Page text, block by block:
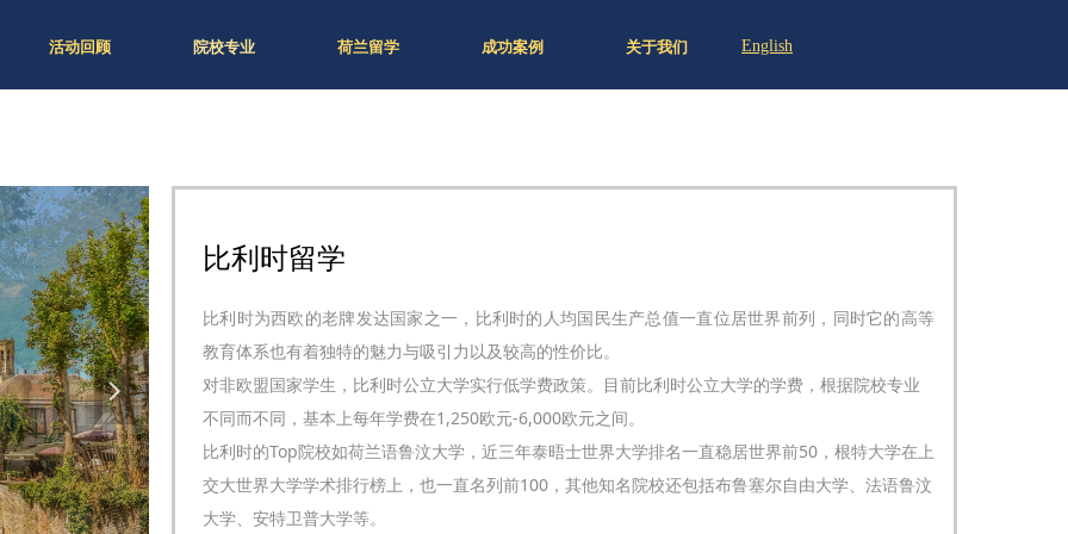
活动回顾 院校专业 荷兰留学 成功案例 关于我们 English
比利时留学
比利时为西欧的老牌发达国家之一，比利时的人均国民生产总值一直位居世界前列，同时它的高等
教育体系也有着独特的魅力与吸引力以及较高的性价比。
对非欧盟国家学生，比利时公立大学实行低学费政策。目前比利时公立大学的学费，根据院校专业
不同而不同，基本上每年学费在1,250欧元-6,000欧元之间。
比利时的Top院校如荷兰语鲁汶大学，近三年泰晤士世界大学排名一直稳居世界前50，根特大学在上
交大世界大学学术排行榜上，也一直名列前100，其他知名院校还包括布鲁塞尔自由大学、法语鲁汶
大学、安特卫普大学等。
넲